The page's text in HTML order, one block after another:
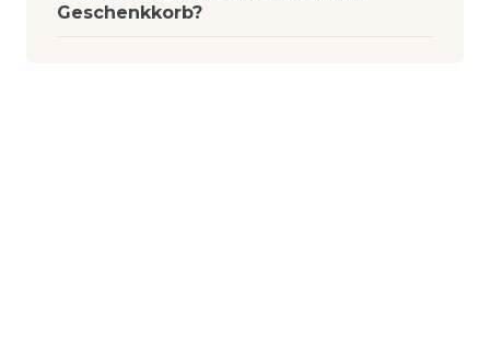
Geschenkkorb?